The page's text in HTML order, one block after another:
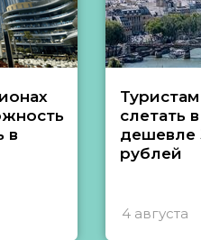
в
слетать
дешевле
рублей
4 августа